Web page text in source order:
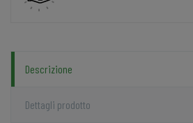
Descrizione
Dettagli prodotto